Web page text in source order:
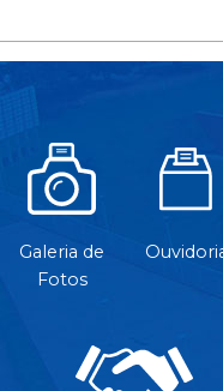
Galeria de
Fotos